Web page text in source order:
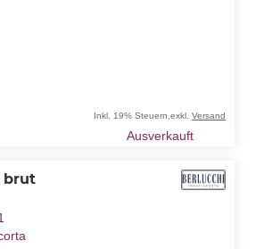
Inkl. 19% Steuern exkl. Versand
Ausverkauft
brut